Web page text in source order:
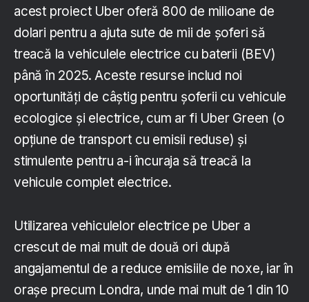
acest proiect Uber oferă 800 de milioane de
dolari pentru a ajuta sute de mii de șoferi să
treacă la vehiculele electrice cu baterii (BEV)
până în 2025. Aceste resurse includ noi
oportunități de câștig pentru șoferii cu vehicule
ecologice și electrice, cum ar fi Uber Green (o
opțiune de transport cu emisii reduse) și
stimulente pentru a-i încuraja să treacă la
vehicule complet electrice.
Utilizarea vehiculelor electrice pe Uber a
crescut de mai mult de două ori după
angajamentul de a reduce emisiile de noxe, iar în
orașe precum Londra, unde mai mult de 1 din 10